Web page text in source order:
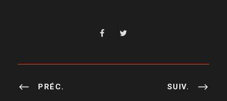
PRÉC. SUIV.